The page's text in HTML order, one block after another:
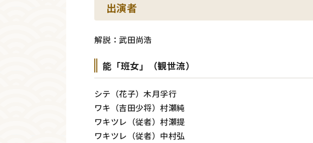
出演者
解説：武田尚浩
能「班女」（観世流）
シテ（花子）木月孚行
ワキ（吉田少将）村瀬純
ワキツレ（従者）村瀬提
ワキツレ（従者）中村弘